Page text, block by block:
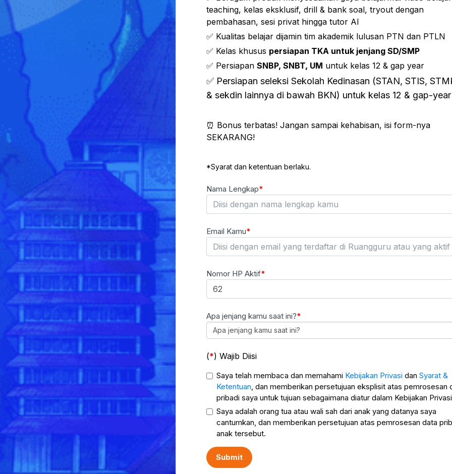
teaching, kelas eksklusif, drill & bank soal, tryout dengan
pembahasan, sesi privat hingga tutor AI
✅ Kualitas belajar dijamin tim akademik lulusan PTN dan PTLN
✅ Kelas khusus persiapan TKA untuk jenjang SD/SMP
✅ Persiapan SNBP, SNBT, UM untuk kelas 12 & gap year
✅ Persiapan seleksi Sekolah Kedinasan (STAN, STIS,
& sekdin lainnya di bawah BKN) untuk kelas 12 & gap-year
⏰ Bonus terbatas! Jangan sampai kehabisan, isi form-nya
SEKARANG!
*Syarat dan ketentuan berlaku.
Nama Lengkap
Email Kamu
Nomor HP Aktif
Apa jenjang kamu saat ini?
Apa jenjang kamu saat ini?
( ) Wajib Diisi
Saya telah membaca dan memahami Kebijakan Privasi dan Syarat &
Ketentuan, dan memberikan persetujuan eksplisit atas pemrosesan
pribadi saya untuk tujuan sebagaimana diatur dalam Kebijakan
Saya adalah orang tua atau wali sah dari anak yang datanya saya
cantumkan, dan memberikan persetujuan atas pemrosesan data
anak tersebut.
Submit